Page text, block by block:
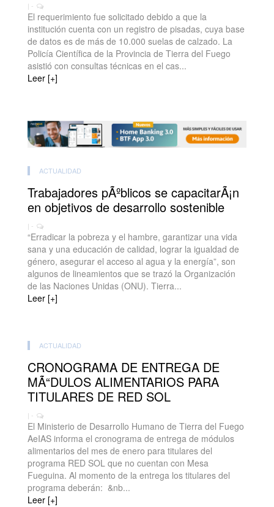
| -
El requerimiento fue solicitado debido a que la
institución cuenta con un registro de pisadas, cuya base
de datos es de más de 10.000 suelas de calzado. La
Policía Científica de la Provincia de Tierra del Fuego
asistió con consultas técnicas en el cas...
Leer [+]
ACTUALIDAD
Trabajadores pÃºblicos se capacitarÃ¡n
en objetivos de desarrollo sostenible
| -
“Erradicar la pobreza y el hambre, garantizar una vida
sana y una educación de calidad, lograr la igualdad de
género, asegurar el acceso al agua y la energía”, son
algunos de lineamientos que se trazó la Organización
de las Naciones Unidas (ONU). Tierra...
Leer [+]
ACTUALIDAD
CRONOGRAMA DE ENTREGA DE
MÃ“DULOS ALIMENTARIOS PARA
TITULARES DE RED SOL
| -
El Ministerio de Desarrollo Humano de Tierra del Fuego
AeIAS informa el cronograma de entrega de módulos
alimentarios del mes de enero para titulares del
programa RED SOL que no cuentan con Mesa
Fueguina. Al momento de la entrega los titulares del
programa deberán: &nb...
Leer [+]